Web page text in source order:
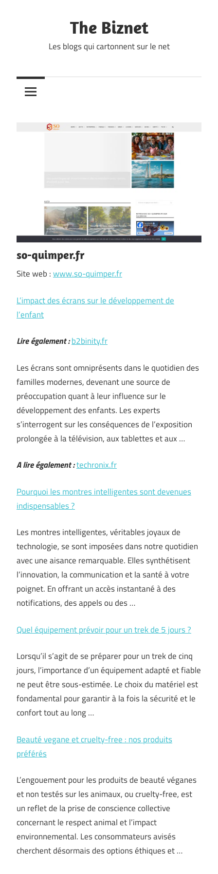
The Biznet
Les blogs qui cartonnent sur le net
so-quimper.fr
Site web :www.so-quimper.fr
L’impact des écrans sur le développement de
l’enfant
Lire également :b2binity.fr
Les écrans sont omniprésents dans le quotidien des
familles modernes, devenant une source de
préoccupation quant à leur influence sur le
développement des enfants. Les experts
s’interrogent sur les conséquences de l’exposition
prolongée à la télévision, aux tablettes et aux …
A lire également :techronix.fr
Pourquoi les montres intelligentes sont devenues
indispensables ?
Les montres intelligentes, véritables joyaux de
technologie, se sont imposées dans notre quotidien
avec une aisance remarquable. Elles synthétisent
l’innovation, la communication et la santé à votre
poignet. En offrant un accès instantané à des
notifications, des appels ou des …
Quel équipement prévoir pour un trek de 5 jours ?
Lorsqu’il s’agit de se préparer pour un trek de cinq
jours, l’importance d’un équipement adapté et fiable
ne peut être sous-estimée. Le choix du matériel est
fondamental pour garantir à la fois la sécurité et le
confort tout au long …
Beauté vegane et cruelty-free : nos produits
préférés
L’engouement pour les produits de beauté véganes
et non testés sur les animaux, ou cruelty-free, est
un reflet de la prise de conscience collective
concernant le respect animal et l’impact
environnemental. Les consommateurs avisés
cherchent désormais des options éthiques et …